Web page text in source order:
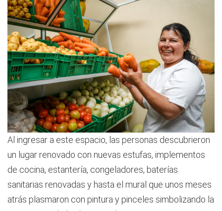
Al ingresar a este espacio, las personas descubrieron
un lugar renovado con nuevas estufas, implementos
de cocina, estantería, congeladores, baterías
sanitarias renovadas y hasta el mural que unos meses
atrás plasmaron con pintura y pinceles simbolizando la